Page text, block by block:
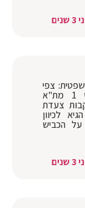
צפי
לשיבושים ועומסי תנועה בכביש 1 מת"א
(שישי 21/7) בעקבות צעדת
לכיוון
על הכביש